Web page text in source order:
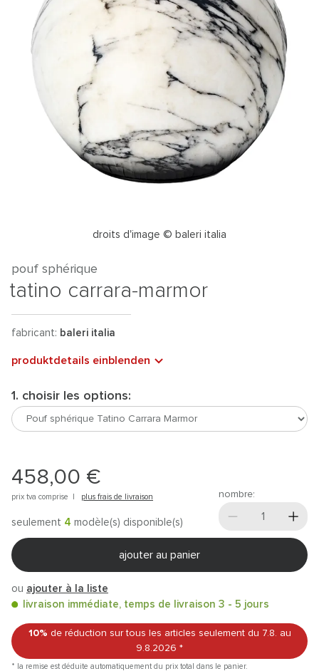
droits d'image © baleri italia
pouf sphérique
tatino carrara-marmor
fabricant: baleri italia
produktdetails einblenden
1. choisir les options:
458,00 €
prix tva comprise | plus frais de livraison
seulement 4 modèle(s) disponible(s)
nombre:
ajouter au panier
ou ajouter à la liste
livraison immédiate, temps de livraison 3 - 5 jours
10% de réduction sur tous les articles seulement du 7.8. au
9.8.2026 *
* la remise est déduite automatiquement du prix total dans le panier.